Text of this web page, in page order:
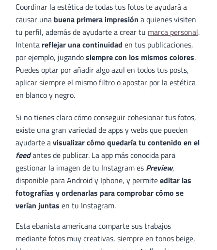
Coordinar la estética de todas tus fotos te ayudará a
causar una buena primera impresión a quienes visiten
tu perfil, además de ayudarte a crear tu marca personal.
Intenta reflejar una continuidad en tus publicaciones,
por ejemplo, jugandosiempre con los mismos colores.
Puedes optar por añadir algo azul en todos tus posts,
aplicar siempre el mismo filtro o apostar por la estética
en blanco y negro.
Si no tienes claro cómo conseguir cohesionar tus fotos,
existe una gran variedad de apps y webs que pueden
ayudarte avisualizar cómo quedaría tu contenido en el
feedantes de publicar. La app más conocida para
gestionar la imagen de tu Instagram es Preview,
disponible para Android y Iphone, y permiteeditar las
fotografías y ordenarlas para comprobar cómo se
verían juntas en tu Instagram.
Esta ebanista americana comparte sus trabajos
mediante fotos muy creativas, siempre en tonos beige,